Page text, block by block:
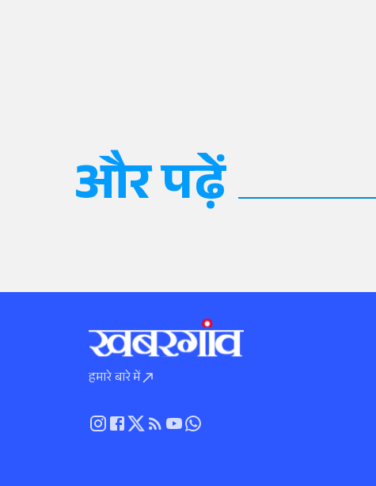
और पढ़ें
हमारे बारे में